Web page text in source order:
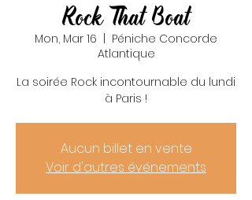
Rock That Boat
Mon, Mar 16
Péniche Concorde
Atlantique
La soirée Rock incontournable du lundi
à Paris !
Aucun billet en vente
Voir d'autres événements